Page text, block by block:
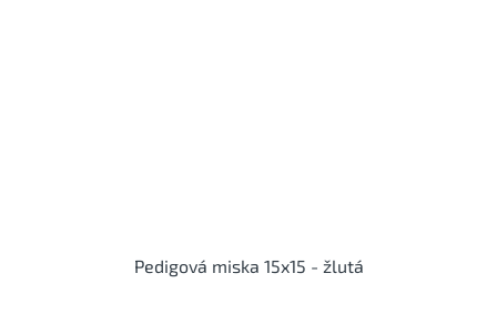
Pedigová miska 15x15 - žlutá